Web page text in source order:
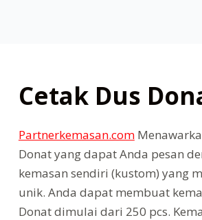
Cetak Dus
Partnerkemasan.com
Donat yang dapat Anda pesan
kemasan sendiri (kustom) yang
unik. Anda dapat membuat
Donat dimulai dari 250 pcs.